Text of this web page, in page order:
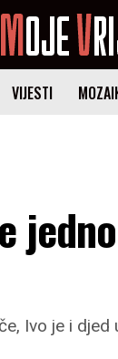
VIJESTI
Ivo je i djed